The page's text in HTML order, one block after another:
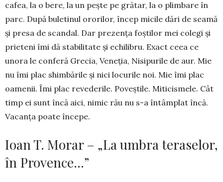
cafea, la o bere, la un pește pe grătar, la o plimbare în
parc. După buletinul ororilor, încep micile dări de seamă
și presa de scan­dal. Dar prezența foștilor mei colegi și
prie­teni îmi dă stabi­li­tate și echi­libru. E­xact ceea ce
unora le conferă Grecia, Ve­neția, Ni­si­purile de aur. Mie
nu îmi plac shim­bările și nici locu­rile noi. Mie îmi plac
oamenii. Îmi plac re­ve­derile. Po­veștile. Mi­ti­cis­me­le. Cât
timp ei sunt în­că aici, nimic rău nu s-a în­tâmplat în­că.
Va­canța poa­te în­cepe.
Ioan T. Morar – „La umbra teraselor,
în Provence…”